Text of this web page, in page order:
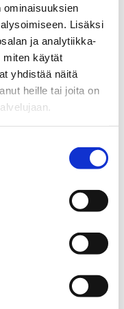
ominaisuuksien
Lisäksi
ja analytiikka-
miten käytät
yhdistää näitä
heille tai joita on
kehitimme
tarjoaa väylän
jokaisella
uusien
on vauhdittunut
jo aiemmin.
että
avauksilla
kestävän
entistä